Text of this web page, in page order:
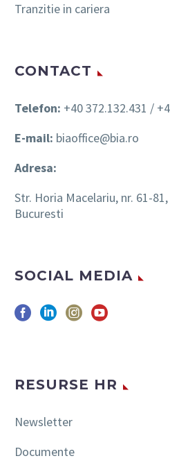
Tranzitie in cariera
CONTACT
Telefon: +40 372.132.431 /
E-mail: biaoffice@bia.ro
Adresa:
Str. Horia Macelariu, nr. 61-
Bucuresti
SOCIAL MEDIA
RESURSE HR
Newsletter
Documente